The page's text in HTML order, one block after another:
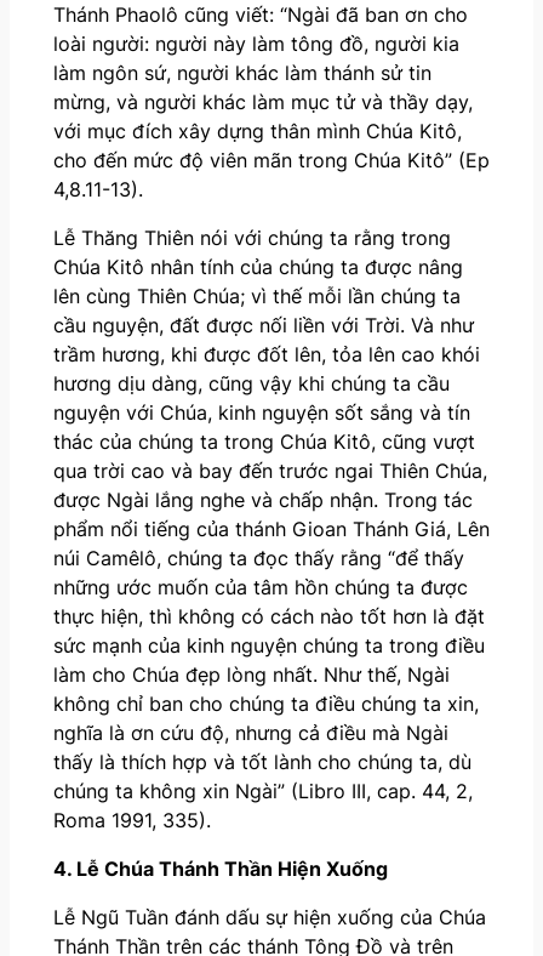
Thánh Phaolô cũng viết: “Ngài đã ban ơn cho
loài người: người này làm tông đồ, người kia
làm ngôn sứ, người khác làm thánh sử tin
mừng, và người khác làm mục tử và thầy dạy,
với mục đích xây dựng thân mình Chúa Kitô,
cho đến mức độ viên mãn trong Chúa Kitô” (Ep
4,8.11-13).
Lễ Thăng Thiên nói với chúng ta rằng trong
Chúa Kitô nhân tính của chúng ta được nâng
lên cùng Thiên Chúa; vì thế mỗi lần chúng ta
cầu nguyện, đất được nối liền với Trời. Và như
trầm hương, khi được đốt lên, tỏa lên cao khói
hương dịu dàng, cũng vậy khi chúng ta cầu
nguyện với Chúa, kinh nguyện sốt sắng và tín
thác của chúng ta trong Chúa Kitô, cũng vượt
qua trời cao và bay đến trước ngai Thiên Chúa,
được Ngài lắng nghe và chấp nhận. Trong tác
phẩm nổi tiếng của thánh Gioan Thánh Giá, Lên
núi Camêlô, chúng ta đọc thấy rằng “để thấy
những ước muốn của tâm hồn chúng ta được
thực hiện, thì không có cách nào tốt hơn là đặt
sức mạnh của kinh nguyện chúng ta trong điều
làm cho Chúa đẹp lòng nhất. Như thế, Ngài
không chỉ ban cho chúng ta điều chúng ta xin,
nghĩa là ơn cứu độ, nhưng cả điều mà Ngài
thấy là thích hợp và tốt lành cho chúng ta, dù
chúng ta không xin Ngài” (Libro III, cap. 44, 2,
Roma 1991, 335).
4. Lễ Chúa Thánh Thần Hiện Xuống
Lễ Ngũ Tuần đánh dấu sự hiện xuống của Chúa
Thánh Thần trên các thánh Tông Đồ và trên